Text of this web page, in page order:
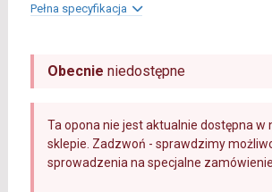
Pełna specyfikacja
Obecnie niedostępne
Ta opona nie jest aktualnie dostępna w
sklepie. Zadzwoń - sprawdzimy
sprowadzenia na specjalne zamówienie.